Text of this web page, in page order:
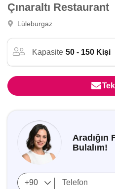
Çınaraltı Restaurant
Lüleburgaz
Kapasite 50 - 150 Kişi
Aradığın
Bulalım!